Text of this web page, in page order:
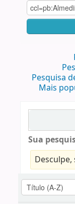
Pesquisa
Mais
Sua